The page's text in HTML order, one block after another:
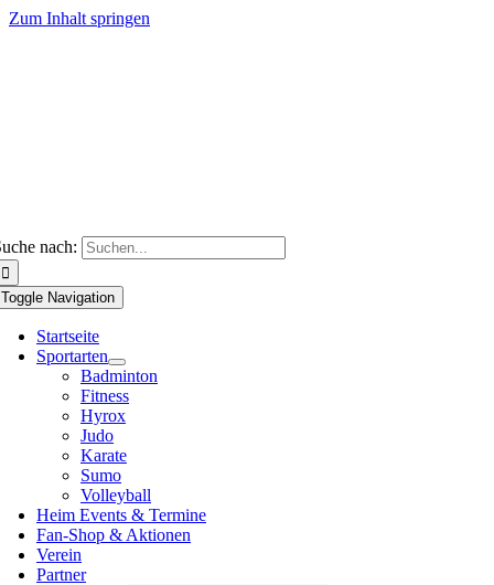
Zum Inhalt springen
nach:
Toggle Navigation
Startseite
Sportarten
Badminton
Fitness
Hyrox
Judo
Karate
Sumo
Volleyball
Heim Events & Termine
Fan-Shop & Aktionen
Verein
Partner